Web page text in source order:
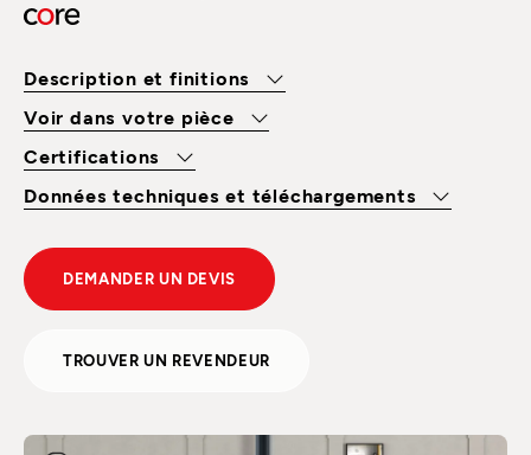
Description et finitions
Voir dans votre pièce
Certifications
Données techniques et téléchargements
DEMANDER UN DEVIS
TROUVER UN REVENDEUR